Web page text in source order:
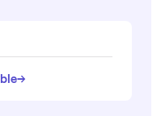
→
→